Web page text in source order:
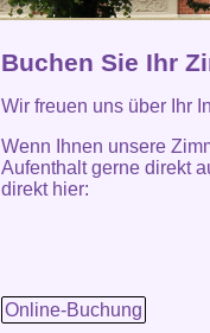
Buchen Sie Ihr
Wir freuen uns über Ihr
Wenn Ihnen unsere
Aufenthalt gerne direkt
direkt hier:
Online-Buchung